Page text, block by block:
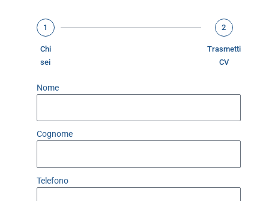
1
Chi
sei
2
Trasmetti
CV
Nome
Cognome
Telefono